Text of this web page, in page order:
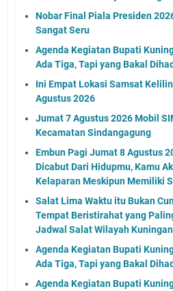
Nobar Final Piala Presiden
Sangat Seru
Agenda Kegiatan Bupati
Ada Tiga, Tapi yang Bakal
Ini Empat Lokasi Samsat
Agustus 2026
Jumat 7 Agustus 2026 Mobil
Kecamatan Sindangagung
Embun Pagi Jumat 8 Agustus
Dicabut Dari Hidupmu, Kamu
Kelaparan Meskipun Memiliki
Salat Lima Waktu itu Bukan
Tempat Beristirahat yang
Jadwal Salat Wilayah
Agenda Kegiatan Bupati
Ada Tiga, Tapi yang Bakal
Agenda Kegiatan Bupati